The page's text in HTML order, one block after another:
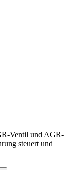
Ventil und AGR-
steuert und